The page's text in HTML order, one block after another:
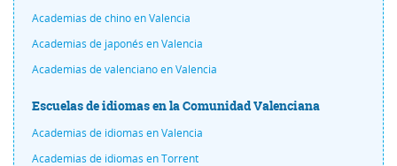
Academias de chino en Valencia
Academias de japonés en Valencia
Academias de valenciano en Valencia
Escuelas de idiomas en la Comunidad Valenciana
Academias de idiomas en Valencia
Academias de idiomas en Torrent